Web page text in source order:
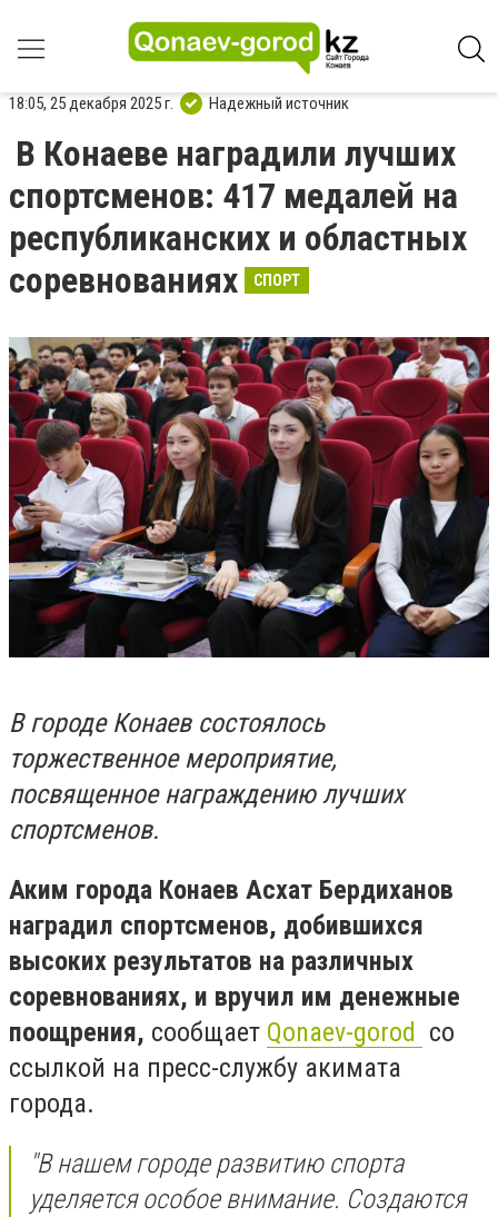
18:05, 25 декабря 2025 г. Надежный источник
В Конаеве наградили лучших
спортсменов: 417 медалей на
республиканских и областных
соревнованиях
СПОРТ
В городе Конаев состоялось
торжественное мероприятие,
посвященное награждению лучших
спортсменов.
Аким города Конаев Асхат Бердиханов
наградил спортсменов, добившихся
высоких результатов на различных
соревнованиях, и вручил им денежные
поощрения, сообщает Qonaev-gorod со
ссылкой на пресс-службу акимата
города.
"В нашем городе развитию спорта
уделяется особое внимание. Создаются